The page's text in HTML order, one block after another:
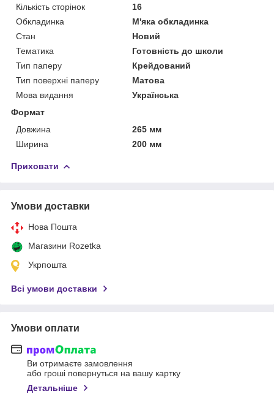
Кількість сторінок
16
Обкладинка
М'яка обкладинка
Стан
Новий
Тематика
Готовність до школи
Тип паперу
Крейдований
Тип поверхні паперу
Матова
Мова видання
Українська
Формат
Довжина
265 мм
Ширина
200 мм
Приховати
Умови доставки
Нова Пошта
Магазини Rozetka
Укрпошта
Всі умови доставки
Умови оплати
Ви отримаєте замовлення
або гроші повернуться на вашу картку
Детальніше